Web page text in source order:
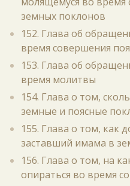
земных поклонов
152. Глава об
время совершения
153. Глава об
время молитвы
154. Глава о том,
земные и поясные
155. Глава о том, как
заставший имама в
156. Глава о том, на
опираться во время